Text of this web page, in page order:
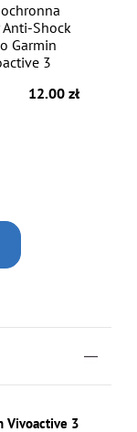
Anti-Shock
Garmin
3
12.00 zł
Vivoactive 3